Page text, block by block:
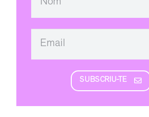
SUBSCRIU-TE